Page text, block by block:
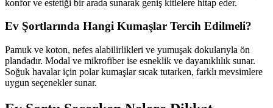
konfor ve estetiği bir arada sunarak geniş kitlelere hitap eder.
Ev Şortlarında Hangi Kumaşlar Tercih Edilmeli?
Pamuk ve koton, nefes alabilirlikleri ve yumuşak dokularıyla ön
plandadır. Modal ve mikrofiber ise esneklik ve dayanıklılık sunar.
Soğuk havalar için polar kumaşlar sıcak tutarken, farklı mevsimlere
uygun seçenekler sunar.